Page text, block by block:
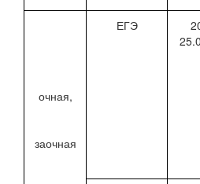
очная,
заочная
ЕГЭ